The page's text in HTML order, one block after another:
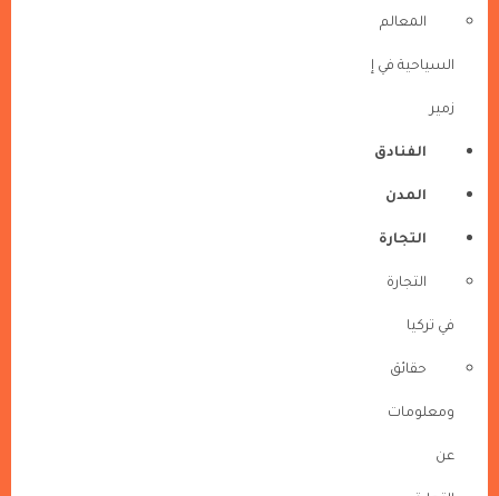
المعالم
السياحية في إ
زمير
الفنادق
المدن
التجارة
التجارة
في تركيا
حقائق
ومعلومات
عن